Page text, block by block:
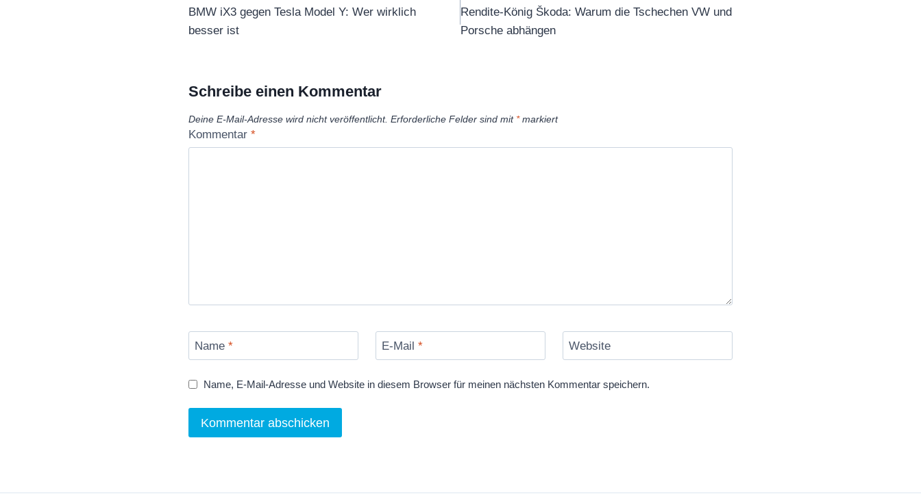
BMW iX3 gegen Tesla Model Y: Wer wirklich
besser ist
Rendite-König Škoda: Warum die Tschechen VW und
Porsche abhängen
Schreibe einen Kommentar
Deine E-Mail-Adresse wird nicht veröffentlicht. Erforderliche Felder sind mit *markiert
Kommentar *
Name * E-Mail * Website
Name, E-Mail-Adresse und Website in diesem Browser für meinen nächsten Kommentar speichern.